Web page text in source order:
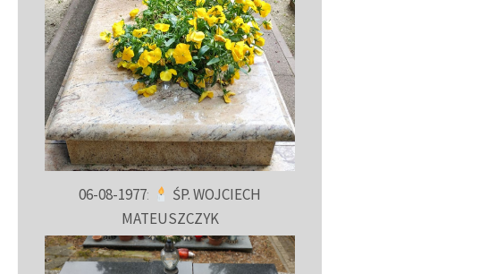
06-08-1977:
ŚP. WOJCIECH
MATEUSZCZYK